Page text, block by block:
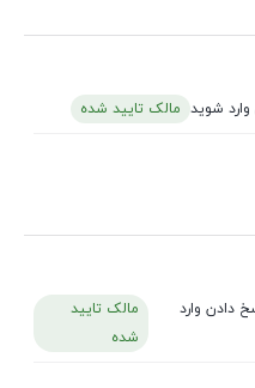
شوید مالک تایید شده
دادن وارد
مالک تایید
شده